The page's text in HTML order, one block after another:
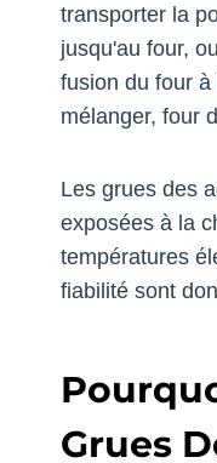
transporter la
jusqu'au four,
fusion du four
mélanger, four
Les grues des
exposées à la
températures
fiabilité sont
Grues